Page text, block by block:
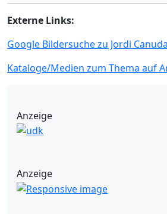
Externe Links:
Google Bildersuche zu Jordi
Kataloge/Medien zum Thema auf
Anzeige
Anzeige